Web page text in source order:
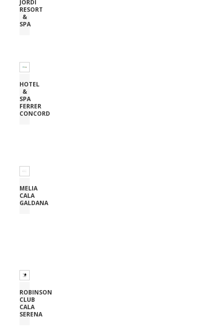
JORDI
RESORT
&
SPA
HOTEL
&
SPA
FERRER
CONCORD
MELIA
CALA
GALDANA
ROBINSON
CLUB
CALA
SERENA